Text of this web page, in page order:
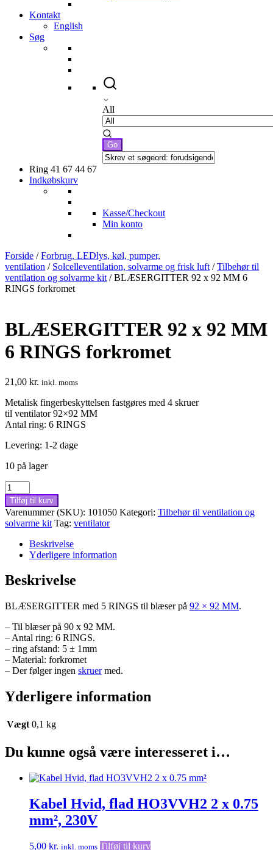
Kontakt
English
Søg
All
Ring 41 67 44 67
Indkøbskurv
Kasse/Checkout
Min konto
Forside /Forbrug, LEDlys, køl, pumper,
ventilation / Solcelleventilation, solvarme og frisk luft /Tilbehør til
ventilation og solvarme kit / BLÆSERGITTER 92 x 92 MM 6
RINGS forkromet
BLÆSERGITTER 92 x 92 MM
6 RINGS forkromet
21,00 kr. inkl. moms
Metalisk fingerbeskyttelsen fastgøres med 4 skruer
til ventilator 92×92 MM
Antal ring: 6 RINGS
Levering: 1-2 dage
10 på lager
BLÆSERGITTER
92
x
92
MM
RINGS
forkromet
antal
Tilføj til kurv
Varenummer (SKU): 101050 Kategori: Tilbehør til ventilation og
solvarme kit Tag: ventilator
Beskrivelse
Yderligere information
Beskrivelse
BLÆSERGITTER med 5 RINGS til blæser på 92 × 92 MM.
– Til blæser på 90 x 92 MM.
– Antal ring: 6 RINGS.
– ring afstand: 5 ± 1mm
– Material: forkromet
– Der følger ingen skruermed.
Yderligere information
Vægt 0,1 kg
Du kunne også være interesseret i…
Kabel Hvid, flad HO3VVH2 2 x 0.75
mm², 230V
5,00 kr. inkl. moms Tilføj til kurv